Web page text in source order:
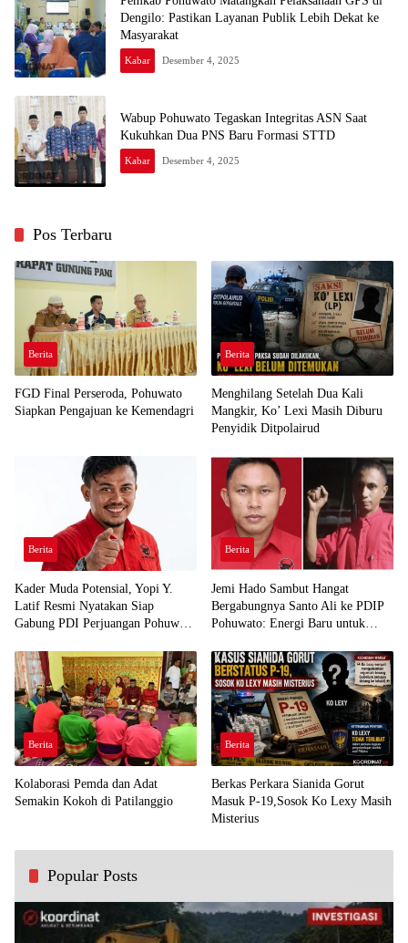
Dengilo: Pastikan Layanan Publik Lebih Dekat ke
Masyarakat
Kabar Desember 4, 2025
Wabup Pohuwato Tegaskan Integritas ASN Saat
Kukuhkan Dua PNS Baru Formasi STTD
Kabar Desember 4, 2025
Pos Terbaru
Berita
FGD Final Perseroda, Pohuwato
Siapkan Pengajuan ke Kemendagri
Berita
Menghilang Setelah Dua Kali
Mangkir, Ko’ Lexi Masih Diburu
Penyidik Ditpolairud
Berita
Kader Muda Potensial, Yopi Y.
Latif Resmi Nyatakan Siap
Gabung PDI Perjuangan Pohuwato
Berita
Jemi Hado Sambut Hangat
Bergabungnya Santo Ali ke PDIP
Pohuwato: Energi Baru untuk
Berita
Kolaborasi Pemda dan Adat
Semakin Kokoh di Patilanggio
Berita
Berkas Perkara Sianida Gorut
Masuk P-19,Sosok Ko Lexy Masih
Misterius
Popular Posts